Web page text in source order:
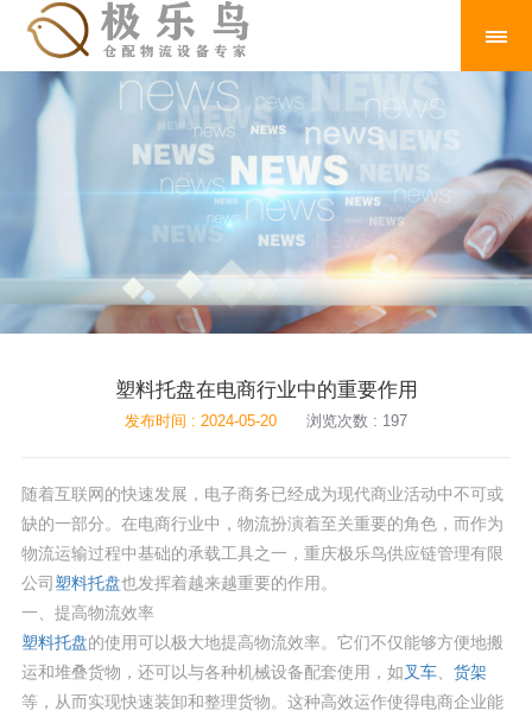
塑料托盘在电商行业中的重要作用
发布时间 : 2024-05-20 浏览次数 : 197
随着互联网的快速发展，电子商务已经成为现代商业活动中不可或
缺的一部分。在电商行业中，物流扮演着至关重要的角色，而作为
物流运输过程中基础的承载工具之一，重庆极乐鸟供应链管理有限
公司 塑料托盘也发挥着越来越重要的作用。
一、提高物流效率
塑料托盘的使用可以极大地提高物流效率。它们不仅能够方便地搬
运和堆叠货物，还可以与各种机械设备配套使用，如叉车、 货架
等，从而实现快速装卸和整理货物。这种高效运作使得电商企业能